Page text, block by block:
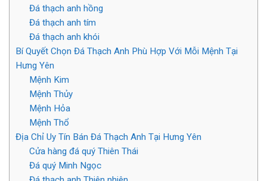
Đá thạch anh hồng
Đá thạch anh tím
Đá thạch anh khói
Bí Quyết Chọn Đá Thạch Anh Phù Hợp Với Mỗi Mệnh Tại
Hưng Yên
Mệnh Kim
Mệnh Thủy
Mệnh Hỏa
Mệnh Thổ
Địa Chỉ Uy Tín Bán Đá Thạch Anh Tại Hưng Yên
Cửa hàng đá quý Thiên Thái
Đá quý Minh Ngọc